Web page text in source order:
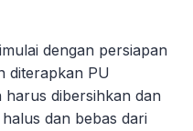
dengan persiapan
diterapkan PU
dibersihkan dan
dan bebas dari